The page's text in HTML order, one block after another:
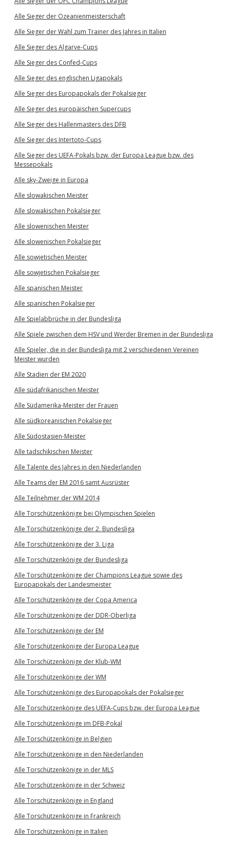
Alle Sieger der Ozeanienmeisterschaft
Alle Sieger der Wahl zum Trainer des Jahres in Italien
Alle Sieger des Algarve-Cups
Alle Sieger des Confed-Cups
Alle Sieger des englischen Ligapokals
Alle Sieger des Europapokals der Pokalsieger
Alle Sieger des europäischen Supercups
Alle Sieger des Hallenmasters des DFB
Alle Sieger des Intertoto-Cups
Alle Sieger des UEFA-Pokals bzw. der Europa League bzw. des
Messepokals
Alle sky-Zweige in Europa
Alle slowakischen Meister
Alle slowakischen Pokalsieger
Alle slowenischen Meister
Alle slowenischen Pokalsieger
Alle sowjetischen Meister
Alle sowjetischen Pokalsieger
Alle spanischen Meister
Alle spanischen Pokalsieger
Alle Spielabbrüche in der Bundesliga
Alle Spiele zwischen dem HSV und Werder Bremen in der Bundesliga
Alle Spieler, die in der Bundesliga mit 2 verschiedenen Vereinen
Meister wurden
Alle Stadien der EM 2020
Alle südafrikanischen Meister
Alle Südamerika-Meister der Frauen
Alle südkoreanischen Pokalsieger
Alle Südostasien-Meister
Alle tadschikischen Meister
Alle Talente des Jahres in den Niederlanden
Alle Teams der EM 2016 samt Ausrüster
Alle Teilnehmer der WM 2014
Alle Torschützenkönige bei Olympischen Spielen
Alle Torschützenkönige der 2. Bundesliga
Alle Torschützenkönige der 3. Liga
Alle Torschützenkönige der Bundesliga
Alle Torschützenkönige der Champions League sowie des
Europapokals der Landesmeister
Alle Torschützenkönige der Copa America
Alle Torschützenkönige der DDR-Oberliga
Alle Torschützenkönige der EM
Alle Torschützenkönige der Europa League
Alle Torschützenkönige der Klub-WM
Alle Torschützenkönige der WM
Alle Torschützenkönige des Europapokals der Pokalsieger
Alle Torschützenkönige des UEFA-Cups bzw. der Europa League
Alle Torschützenkönige im DFB-Pokal
Alle Torschützenkönige in Belgien
Alle Torschützenkönige in den Niederlanden
Alle Torschützenkönige in der MLS
Alle Torschützenkönige in der Schweiz
Alle Torschützenkönige in England
Alle Torschützenkönige in Frankreich
Alle Torschützenkönige in Italien